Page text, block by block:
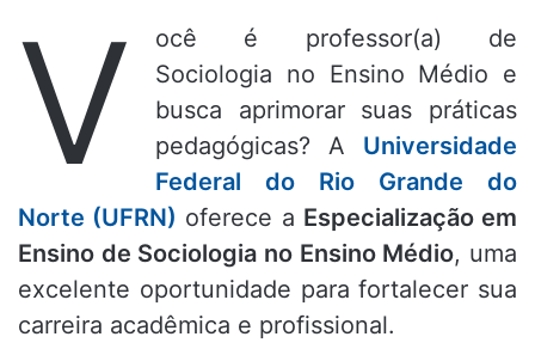
V
ocê é professor(a) de
Sociologia no Ensino Médio e
busca aprimorar suas práticas
pedagógicas? A Universidade
Federal do Rio Grande do
Norte (UFRN) oferece a Especialização em
Ensino de Sociologia no Ensino Médio, uma
excelente oportunidade para fortalecer sua
carreira acadêmica e profissional.